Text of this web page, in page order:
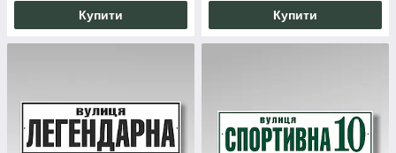
Купити Купити